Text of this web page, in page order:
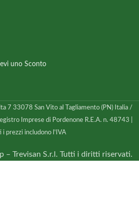
uno Sconto
7 33078 San Vito al Tagliamento (PN) Italia /
Imprese di Pordenone R.E.A. n. 48743 |
i prezzi includono l'IVA
– Trevisan S.r.l. Tutti i diritti riservati.